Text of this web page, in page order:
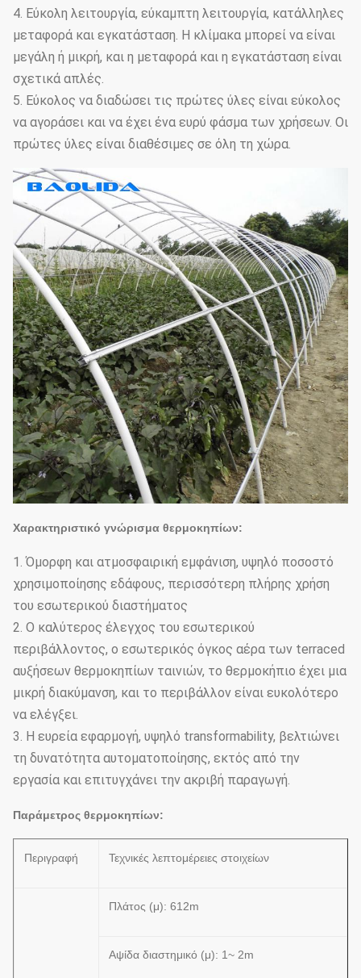
4. Εύκολη λειτουργία, εύκαμπτη λειτουργία, κατάλληλες
μεταφορά και εγκατάσταση. Η κλίμακα μπορεί να είναι
μεγάλη ή μικρή, και η μεταφορά και η εγκατάσταση είναι
σχετικά απλές.
5. Εύκολος να διαδώσει τις πρώτες ύλες είναι εύκολος
να αγοράσει και να έχει ένα ευρύ φάσμα των χρήσεων. Οι
πρώτες ύλες είναι διαθέσιμες σε όλη τη χώρα.
Χαρακτηριστικό γνώρισμα θερμοκηπίων:
1. Όμορφη και ατμοσφαιρική εμφάνιση, υψηλό ποσοστό
χρησιμοποίησης εδάφους, περισσότερη πλήρης χρήση
του εσωτερικού διαστήματος
2. Ο καλύτερος έλεγχος του εσωτερικού
περιβάλλοντος, ο εσωτερικός όγκος αέρα των terraced
αυξήσεων θερμοκηπίων ταινιών, το θερμοκήπιο έχει μια
μικρή διακύμανση, και το περιβάλλον είναι ευκολότερο
να ελέγξει.
3. Η ευρεία εφαρμογή, υψηλό transformability, βελτιώνει
τη δυνατότητα αυτοματοποίησης, εκτός από την
εργασία και επιτυγχάνει την ακριβή παραγωγή.
Παράμετρος θερμοκηπίων:
Περιγραφή Τεχνικές λεπτομέρειες στοιχείων
Πλάτος (μ): 612m
Αψίδα διαστημικό (μ): 1~ 2m